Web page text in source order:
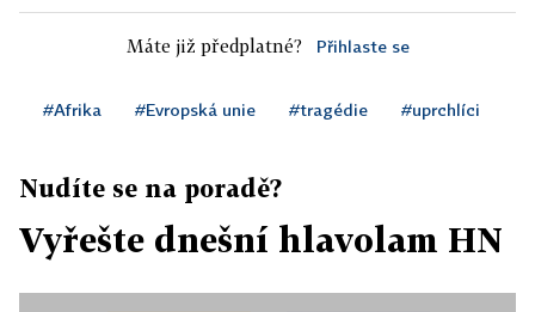
Máte již předplatné? Přihlaste se
#Afrika #Evropská unie #tragédie #uprchlíci
Nudíte se na poradě?
Vyřešte dnešní hlavolam HN